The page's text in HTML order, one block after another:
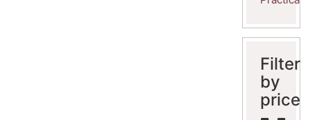
Filter
by
price